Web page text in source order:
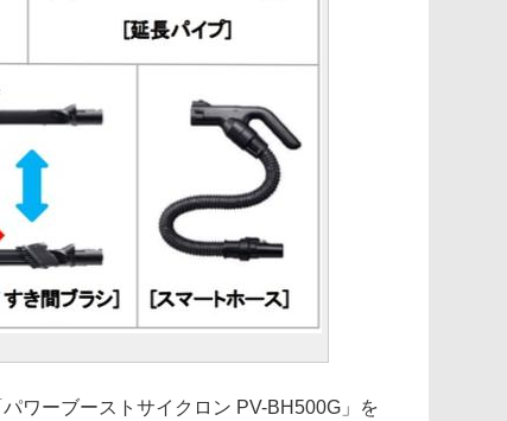
ワーブーストサイクロン PV-BH500G」を